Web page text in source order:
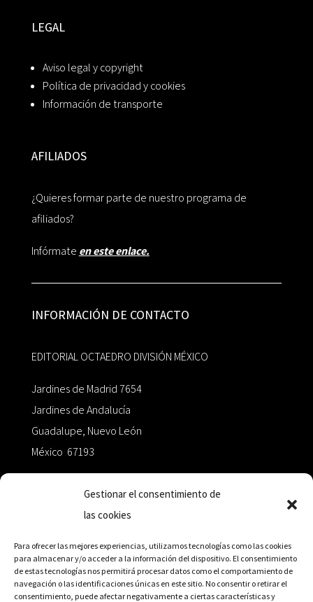
Gestionar el consentimiento de
las cookies
Para ofrecer las mejores experiencias, utilizamos tecnologías como las cookies
para almacenar y/o acceder a la información del dispositivo. El consentimiento
de estas tecnologías nos permitirá procesar datos como el comportamiento de
navegación o las identificaciones únicas en este sitio. No consentir o retirar el
consentimiento, puede afectar negativamente a ciertas características y
LEGAL
Aviso legal y copyright
Política de privacidad y cookies
Información de transporte
AFILIADOS
¿Quieres formar parte de nuestro programa de
afiliados?
Infórmate en este enlace.
INFORMACIÓN DE CONTACTO
EDITORIAL OCTAEDRO DIVISIÓN MÉXICO
Jardines de Madrid 7654
Jardines de Andalucía
Guadalupe, Nuevo León
México 67193
+52 811.499.5638
RED DE DISTRIBUCIÓN